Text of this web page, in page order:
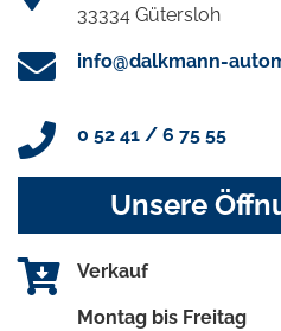
33334 Gütersloh
info@dalkmann-
0 52 41 / 6 75 55
Unsere
Verkauf
Montag bis Freitag